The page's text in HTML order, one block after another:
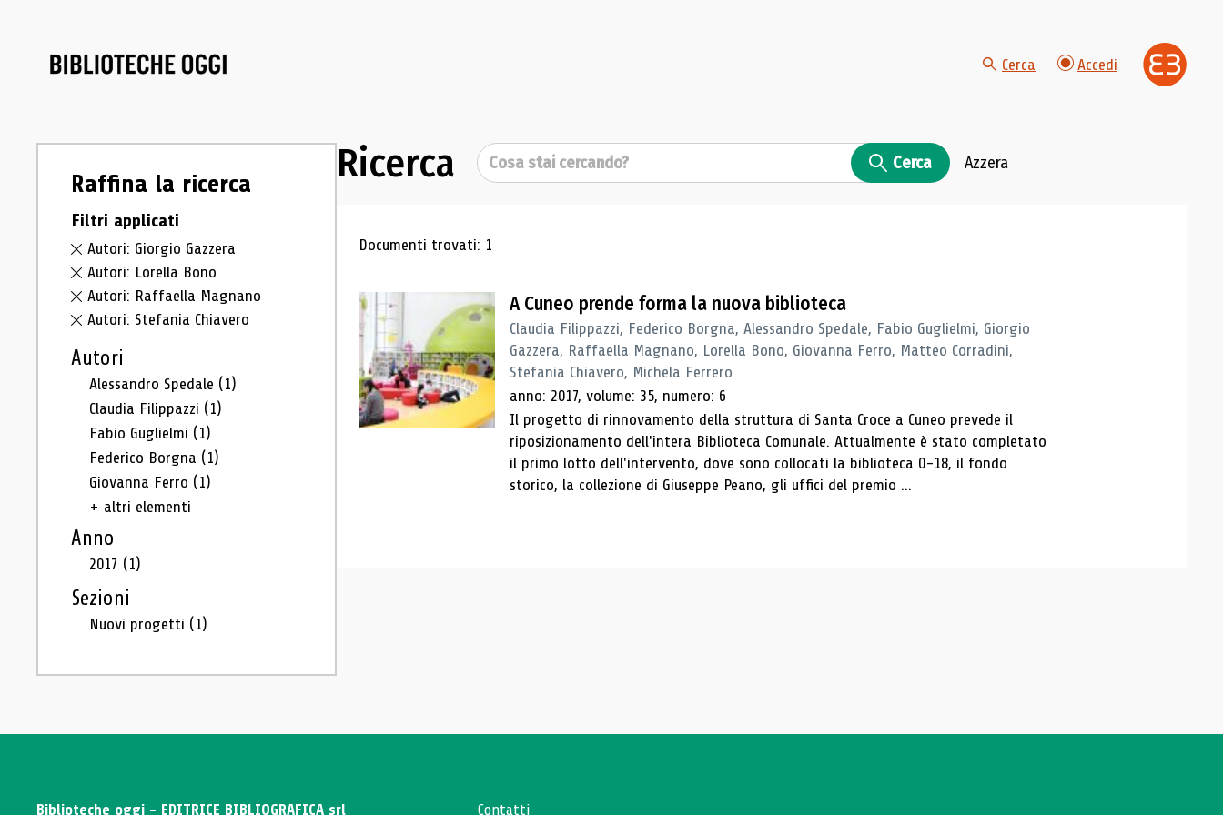
Cerca Accedi
Raffina la ricerca
Filtri applicati
Autori: Giorgio Gazzera
Autori: Lorella Bono
Autori: Raffaella Magnano
Autori: Stefania Chiavero
Autori
Alessandro Spedale (1)
Claudia Filippazzi (1)
Fabio Guglielmi (1)
Federico Borgna (1)
Giovanna Ferro (1)
+ altri elementi
Anno
2017 (1)
Sezioni
Nuovi progetti (1)
Ricerca Cerca Cerca Azzera
Risultati di ricerca
Documenti trovati: 1
A Cuneo prende forma la nuova biblioteca
Claudia Filippazzi, Federico Borgna, Alessandro Spedale, Fabio Guglielmi, Giorgio
Gazzera, Raffaella Magnano, Lorella Bono, Giovanna Ferro, Matteo Corradini,
Stefania Chiavero, Michela Ferrero
anno: 2017, volume: 35, numero: 6
Il progetto di rinnovamento della struttura di Santa Croce a Cuneo prevede il
riposizionamento dell'intera Biblioteca Comunale. Attualmente è stato completato
il primo lotto dell'intervento, dove sono collocati la biblioteca 0-18, il fondo
storico, la collezione di Giuseppe Peano, gli uffici del premio ...
Biblioteche oggi - EDITRICE BIBLIOGRAFICA srl Contatti